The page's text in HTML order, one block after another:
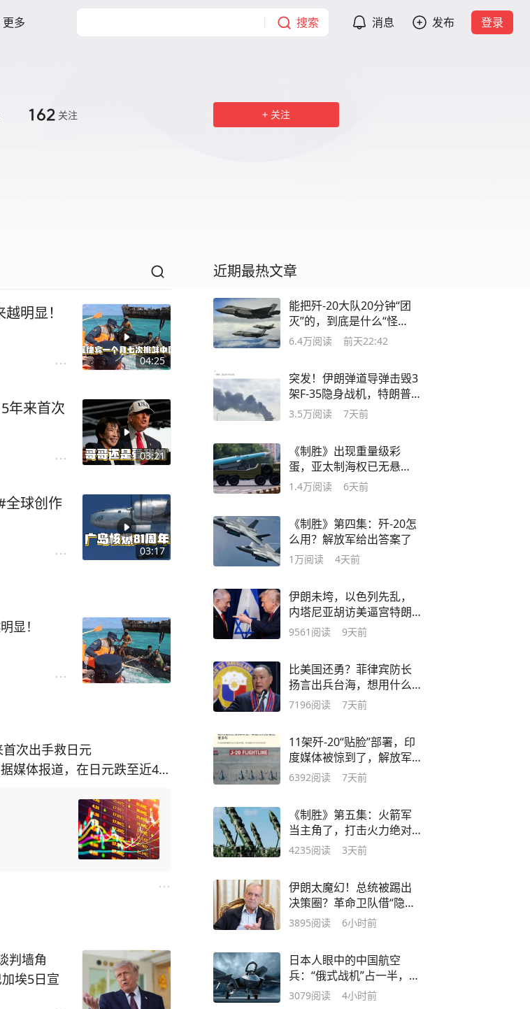
更多 搜索 消息 发布 登录
162 关注 关注
04:25
明显！
03:21
年来首次
03:17
全球创作
显！
，菲律宾
。
题看简单
乎每一次
传播、外
叙事层
，把南海
次出手救日元
媒体报道，在日元跌至近40
再像之前那么便宜；但对于
值得玩味。
15年再次出手干预日元？它
，所以美国愿意拉盟友一
，日本却长期坚持超宽松货
年以来，日元一度跌至三十
受益了，但代价却越来越沉
进口越贵，老百姓的钱包越
判墙角
埃5日宣
近期最热文章
能把歼-20大队20分钟“团
灭”的，到底是什么“怪
物”？
6.4万阅读 前天22:42
突发！伊朗弹道导弹击毁3
架F-35隐身战机，特朗普
又要开骂了
3.5万阅读 7天前
《制胜》出现重量级彩
蛋，亚太制海权已无悬
念，美军要绝望了
1.4万阅读 6天前
《制胜》第四集：歼-20怎
么用？解放军给出答案了
1万阅读 4天前
伊朗未垮，以色列先乱，
内塔尼亚胡访美逼宫特朗
普，中方早有预警
9561 阅读 9天前
比美国还勇？菲律宾防长
扬言出兵台海，想用什么
武器挑战解放军？
7196阅读 7天前
11架歼-20“贴脸”部署，印
度媒体被惊到了，解放军
竟如此自信？
6392阅读 7天前
《制胜》第五集：火箭军
当主角了，打击火力绝对
是世界第一！
4235阅读 3天前
伊朗太魔幻！总统被踢出
决策圈？革命卫队借“隐身”
领袖直接开战
3895阅读 6小时前
日本人眼中的中国航空
兵：“俄式战机”占一半，歼
20存在严重缺陷
3079阅读 4小时前